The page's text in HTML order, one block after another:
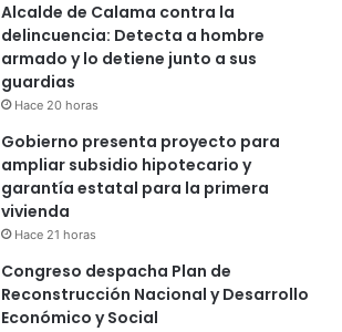
Alcalde de Calama contra la
delincuencia: Detecta a hombre
armado y lo detiene junto a sus
guardias
Hace 20 horas
Gobierno presenta proyecto para
ampliar subsidio hipotecario y
garantía estatal para la primera
vivienda
Hace 21 horas
Congreso despacha Plan de
Reconstrucción Nacional y Desarrollo
Económico y Social